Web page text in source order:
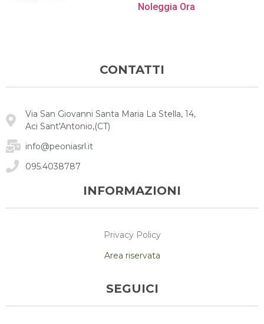
Noleggia Ora
CONTATTI
Via San Giovanni Santa Maria La Stella, 14,
Aci Sant'Antonio,(CT)
info@peoniasrl.it
095.4038787
INFORMAZIONI
Privacy Policy
Area riservata
SEGUICI